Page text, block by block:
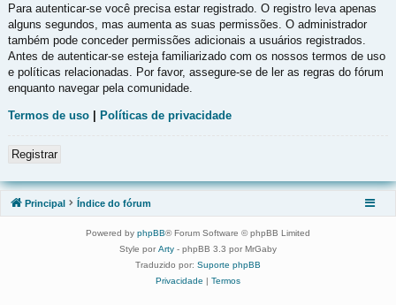
Para autenticar-se você precisa estar registrado. O registro leva apenas
alguns segundos, mas aumenta as suas permissões. O administrador
também pode conceder permissões adicionais a usuários registrados.
Antes de autenticar-se esteja familiarizado com os nossos termos de uso
e políticas relacionadas. Por favor, assegure-se de ler as regras do fórum
enquanto navegar pela comunidade.
Termos de uso Políticas de privacidade
Registrar
Principal Índice do fórum
Powered by phpBB® Forum Software © phpBB Limited
Style por Arty - phpBB 3.3 por MrGaby
Traduzido por: Suporte phpBB
Privacidade | Termos